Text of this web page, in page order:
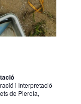
i Interpretació
de Pierola,